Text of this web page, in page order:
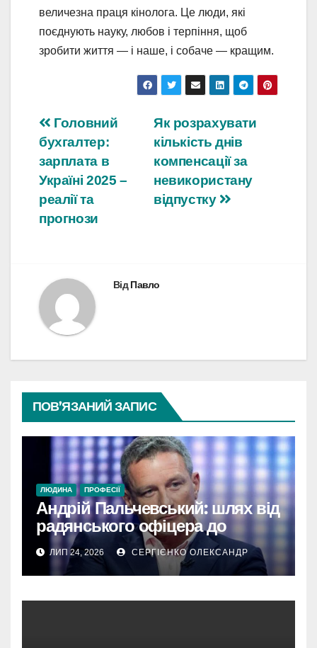
величезна праця кінолога. Це люди, які
поєднують науку, любов і терпіння, щоб
зробити життя — і наше, і собаче — кращим.
Навігація
записів
Як розрахувати
кількість днів
компенсації за
невикористану
відпустку
Головний
бухгалтер:
зарплата в
Україні 2025 –
реалії та
прогнози
ВідПавло
ПОВ’ЯЗАНИЙ ЗАПИС
ЛЮДИНА ПРОФЕСІЇ
Андрій Пальчевський: шлях від
радянського офіцера до
київського бізнесмена і
політика
ЛИП 24, 2026 СЕРГІЄНКО ОЛЕКСАНДР